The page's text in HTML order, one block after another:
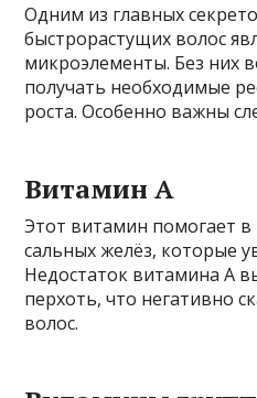
Одним из главных
быстрорастущих волос
микроэлементы. Без них
получать необходимые
роста. Особенно важны
Витамин A
Этот витамин помогает в
сальных желёз, которые
Недостаток витамина A
перхоть, что негативно
волос.